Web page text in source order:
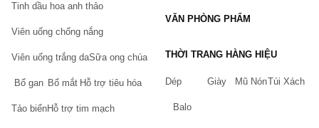
Tinh dầu hoa anh thảo
Viên uống chống nắng
Viên uống trắng daSữa ong chúa
Bổ gan Bổ mắt Hỗ trợ tiêu hóa
Tảo biểnHỗ trợ tim mạch
VĂN PHÒNG PHẨM
THỜI TRANG HÀNG HIỆU
Dép Giày Mũ NónTúi Xách
Balo